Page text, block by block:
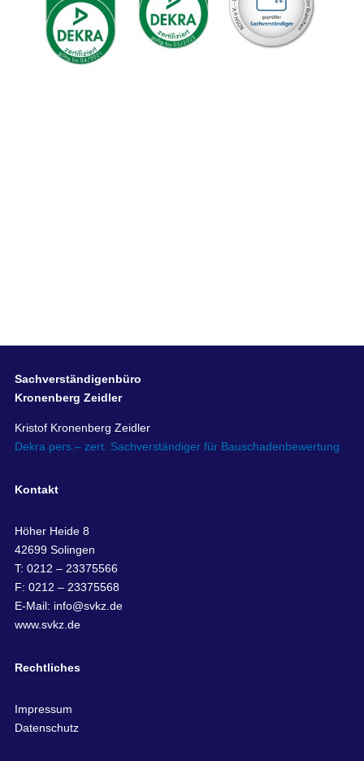
Sachverständigenbüro
Kronenberg Zeidler
Kristof Kronenberg Zeidler
Dekra pers.– zert. Sachverständiger für Bauschadenbewertung
Kontakt
Höher Heide 8
42699 Solingen
T: 0212 – 23375566
F: 0212 – 23375568
E-Mail: info@svkz.de
www.svkz.de
Rechtliches
Impressum
Datenschutz